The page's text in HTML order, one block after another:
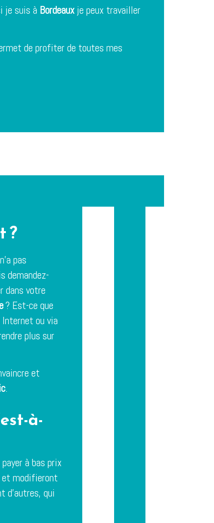
je suis à Bordeauxje peux travailler
de profiter de toutes mes
?
pas
demandez-
dans votre
? Est-ce que
Internet ou via
plus sur
et
.
à-
à bas prix
modifieront
d’autres, qui